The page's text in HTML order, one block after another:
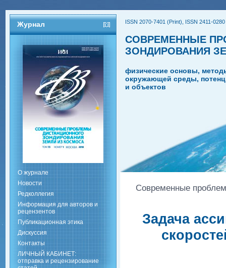
Журнал
О журнале
Новости
Редколлегия
Информация для авторов и
рецензентов
Публикационная этика
Дискуссия
Контакты
ЛИЧНЫЙ КАБИНЕТ:
отправка и рецензирование
ISSN 2070-7401 (Print), ISSN 2411-
СОВРЕМЕННЫЕ
ЗОНДИРОВАНИЯ
физические основы,
окружающей среды,
и объектов
Современные
Задача